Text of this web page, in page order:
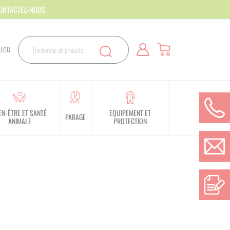
Rechercher Recherche
ÊTRE ET SANTÉ
ANIMALE PARAGE EQUIPEMENT ET
PROTECTION
NOUS